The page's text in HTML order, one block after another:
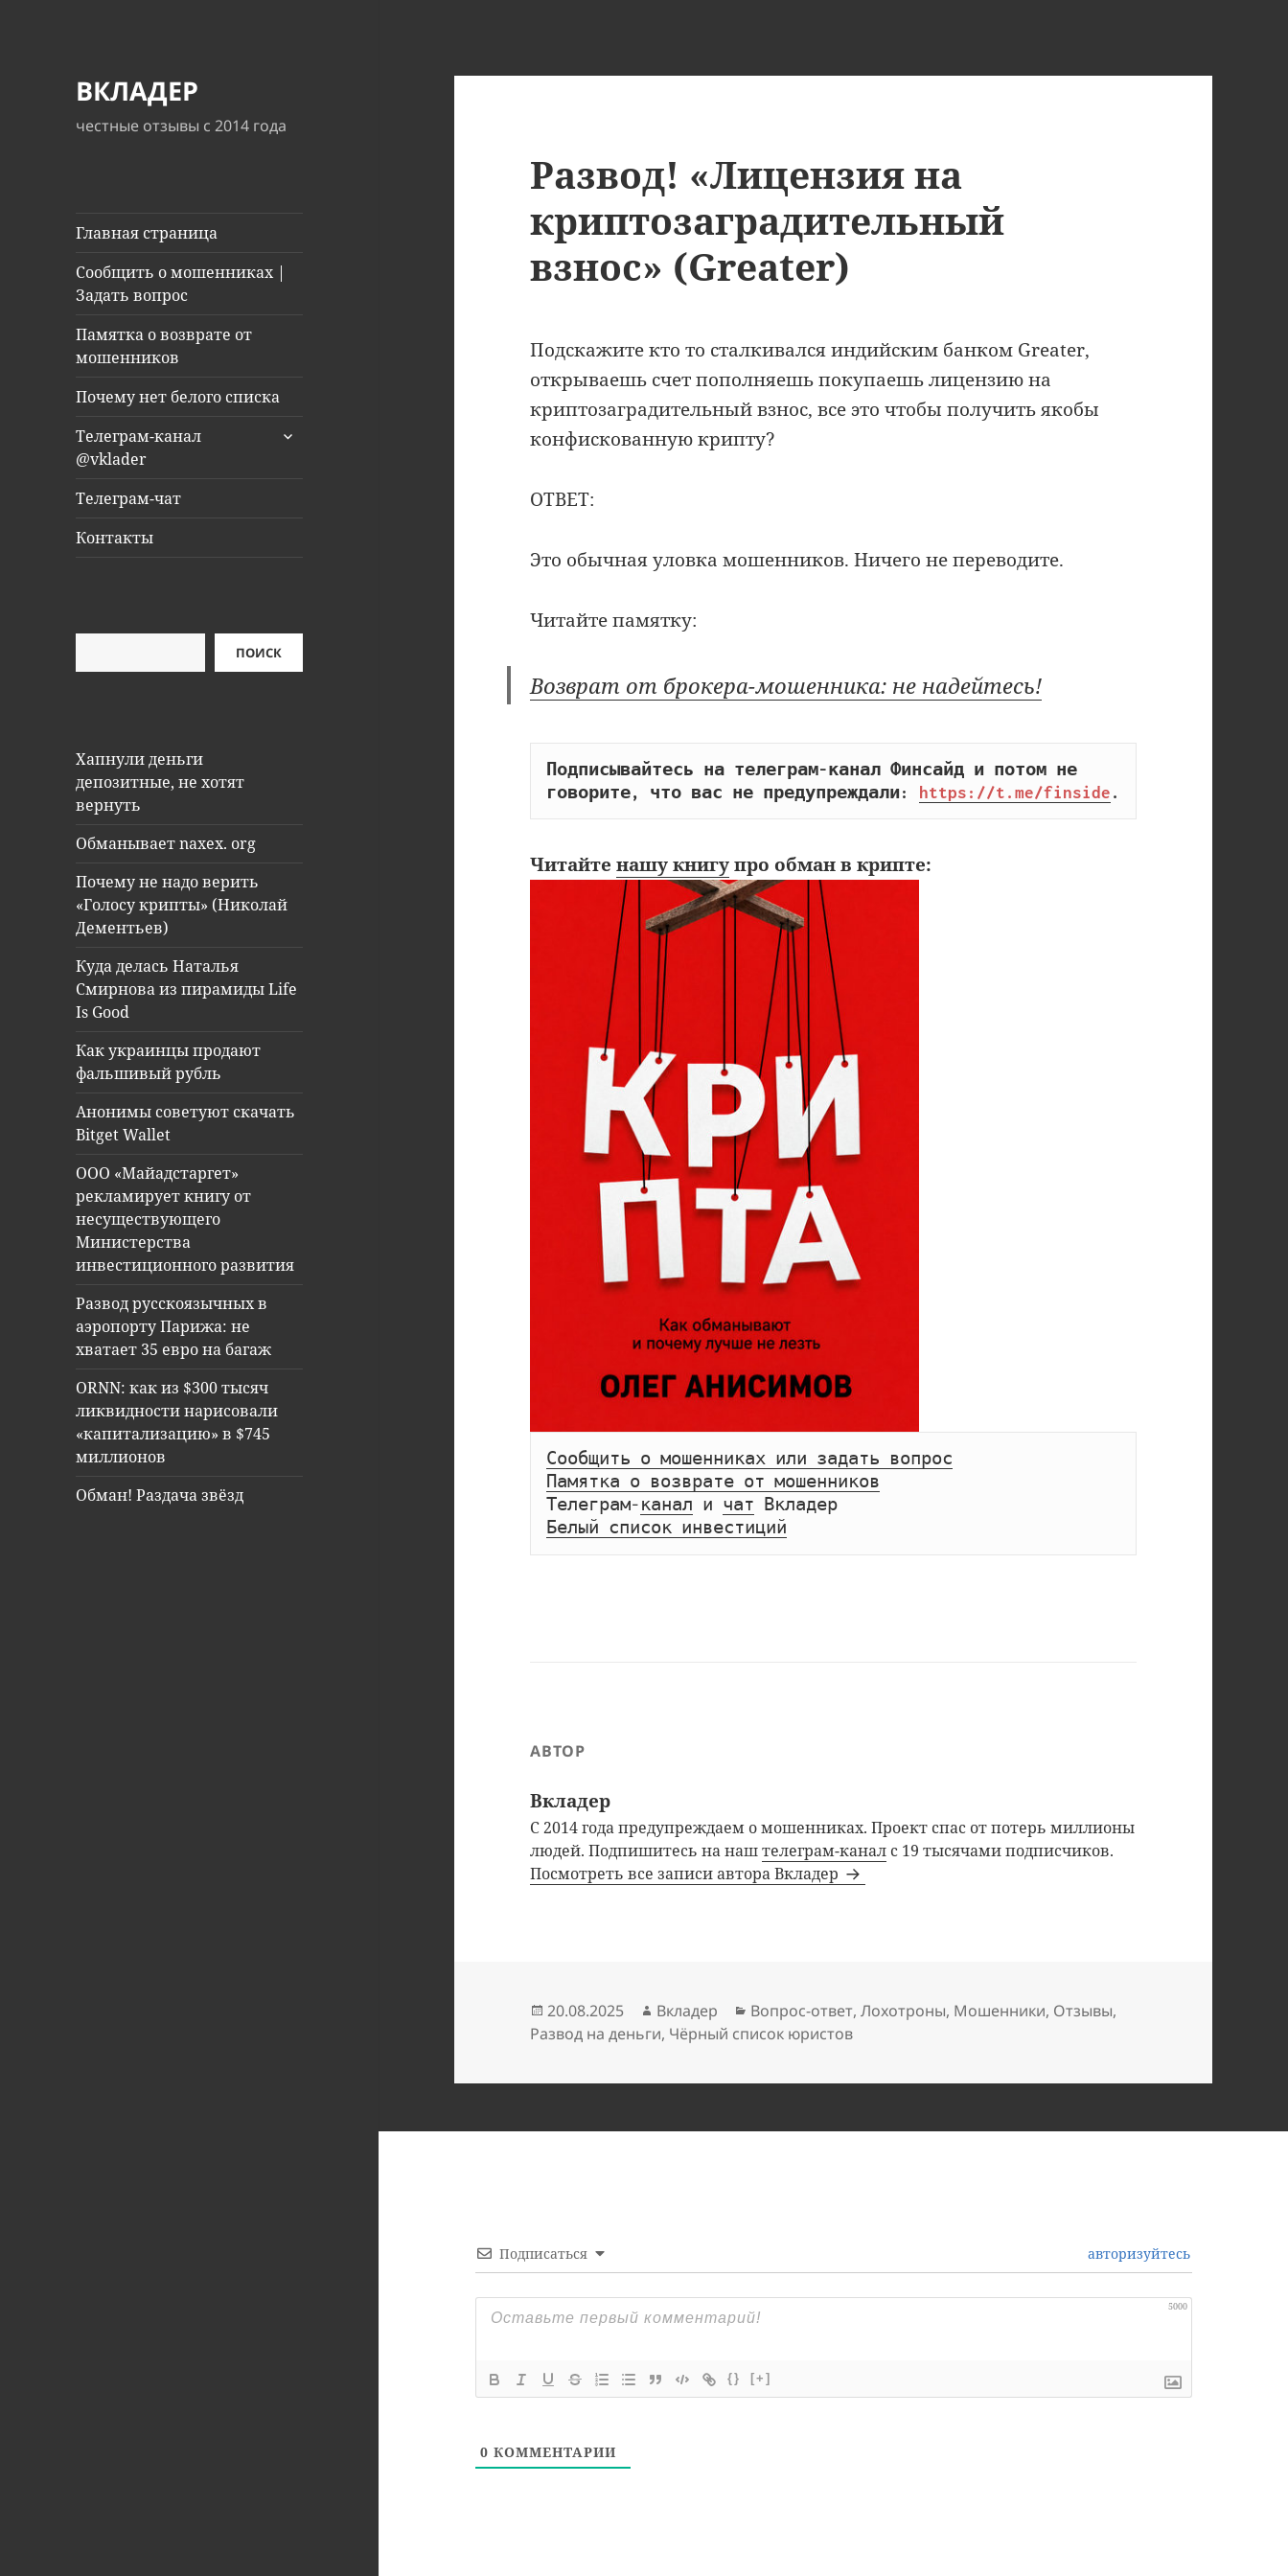
ВКЛАДЕР
честные отзывы с 2014 года
Главная страница
Сообщить о мошенниках |
Задать вопрос
Памятка о возврате от
мошенников
Почему нет белого списка
Телеграм-канал
@vklader
раскрыть
Телеграм-чат
Контакты
ПОИСК
Хапнули деньги
депозитные, не хотят
вернуть
Обманывает naxex. org
Почему не надо верить
«Голосу крипты» (Николай
Дементьев)
Куда делась Наталья
Смирнова из пирамиды Life
Is Good
Как украинцы продают
фальшивый рубль
Анонимы советуют скачать
Bitget Wallet
ООО «Майадстаргет»
рекламирует книгу от
несуществующего
Министерства
инвестиционного развития
Развод русскоязычных в
аэропорту Парижа: не
хватает 35 евро на багаж
ORNN: как из $300 тысяч
ликвидности нарисовали
«капитализацию» в $745
миллионов
Обман! Раздача звёзд
Развод! «Лицензия на
криптозаградительный
взнос» (Greater)
Подскажите кто то сталкивался индийским банком Greater,
открываешь счет пополняешь покупаешь лицензию на
криптозаградительный взнос, все это чтобы получить якобы
конфискованную крипту?
ОТВЕТ:
Это обычная уловка мошенников. Ничего не переводите.
Читайте памятку:
Возврат от брокера-мошенника: не надейтесь!
Подписывайтесь на телеграм-канал Финсайд и потом не
говорите, что вас не предупреждали:
https://t.me/finside .
Читайтенашу книгупро обман в крипте:
Сообщить о мошенниках или задать вопрос
Памятка о возврате от мошенников
Телеграм- канал и чат
Вкладер
Белый список инвестиций
АВТОР
Вкладер
С 2014 года предупреждаем о мошенниках. Проект спас от потерь миллионы
людей. Подпишитесь на наштелеграм-канал с 19 тысячами подписчиков.
Посмотреть все записи автора Вкладер
Опубликовано
20.08.2025 Автор
Вкладер Рубрики
Вопрос-ответ,Лохотроны, Мошенники, Отзывы,
Развод на деньги, Чёрный список юристов
Подписаться авторизуйтесь
5000
{} [+]
0 КОММЕНТАРИИ